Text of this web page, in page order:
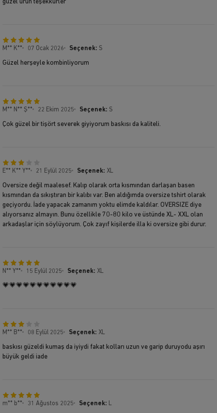
güzel ürün teşekkürler
M** K** 07 Ocak 2026 Seçenek: S
Güzel herşeyle kombinliyorum
M** N** Ş** 22 Ekim 2025 Seçenek: S
Çok güzel bir tişört severek giyiyorum baskısı da kaliteli.
E** K** Y** 21 Eylül 2025 Seçenek: XL
Oversize değil maalesef. Kalıp olarak orta kısmından darlaşan basen
kısmından da sıkıştıran bir kalıbı var. Ben aldığımda oversize tshirt olarak
geçiyordu. İade yapacak zamanım yoktu elimde kaldılar. OVERSIZE diye
alıyorsanız almayın. Bunu özellikle 70-80 kilo ve üstünde XL- XXL olan
arkadaşlar için söylüyorum. Çok zayıf kişilerde illa ki oversize gibi durur.
N** Y** 15 Eylül 2025 Seçenek: XL
💗💗💗💗💗💗💗💗💗💗💗
M** B** 08 Eylül 2025 Seçenek: XL
baskısı güzeldi kumaş da iyiydi fakat kolları uzun ve garip duruyodu aşırı
büyük geldi iade
m** b** 31 Ağustos 2025 Seçenek: L